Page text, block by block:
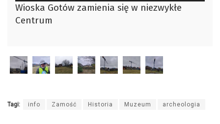
dźwiękowych
Wioska Gotów zamienia się w niezwykłe
Centrum
Tagi: info Zamość Historia Muzeum archeologia